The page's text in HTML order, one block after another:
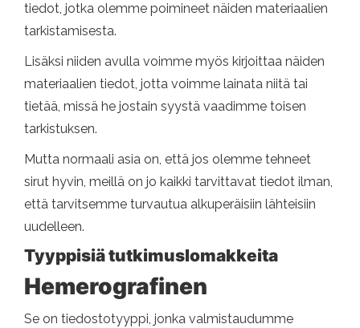
tiedot, jotka olemme poimineet näiden materiaalien
tarkistamisesta.
Lisäksi niiden avulla voimme myös kirjoittaa näiden
materiaalien tiedot, jotta voimme lainata niitä tai
tietää, missä he jostain syystä vaadimme toisen
tarkistuksen.
Mutta normaali asia on, että jos olemme tehneet
sirut hyvin, meillä on jo kaikki tarvittavat tiedot ilman,
että tarvitsemme turvautua alkuperäisiin lähteisiin
uudelleen.
Tyyppisiä tutkimuslomakkeita
Hemerografinen
Se on tiedostotyyppi, jonka valmistaudumme